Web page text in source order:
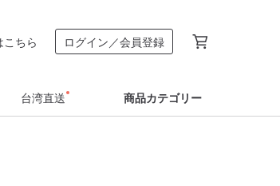
ちら ログイン／会員登録
台湾直送 商品カテゴリー